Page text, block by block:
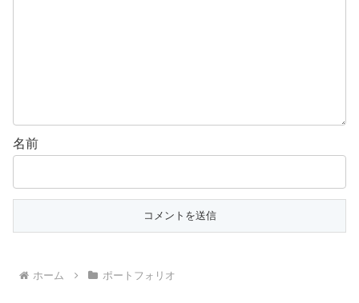
名前
ホーム ポートフォリオ